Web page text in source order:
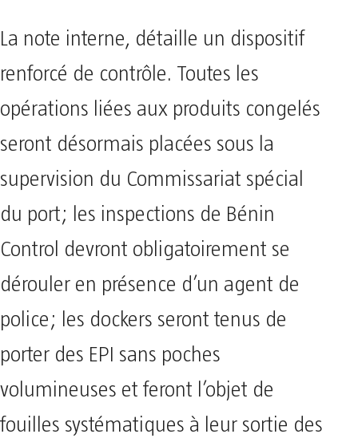
La note interne, détaille un dispositif
renforcé de contrôle. Toutes les
opérations liées aux produits congelés
seront désormais placées sous la
supervision du Commissariat spécial
du port; les inspections de Bénin
Control devront obligatoirement se
dérouler en présence d’un agent de
police; les dockers seront tenus de
porter des EPI sans poches
volumineuses et feront l’objet de
fouilles systématiques à leur sortie des